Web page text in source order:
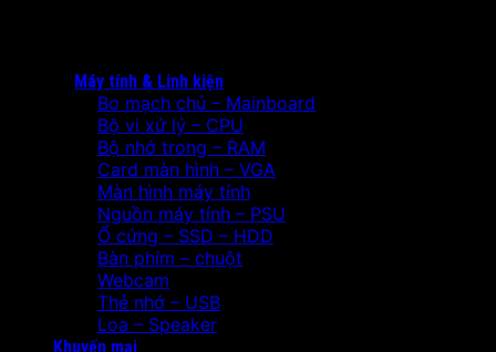
Máy tính & Linh kiện
Bo mạch chủ – Mainboard
Bộ vi xử lý – CPU
Bộ nhớ trong – RAM
Card màn hình – VGA
Màn hình máy tính
Nguồn máy tính – PSU
Ổ cứng – SSD – HDD
Bàn phím – chuột
Webcam
Thẻ nhớ – USB
Loa – Speaker
Khuyến mại